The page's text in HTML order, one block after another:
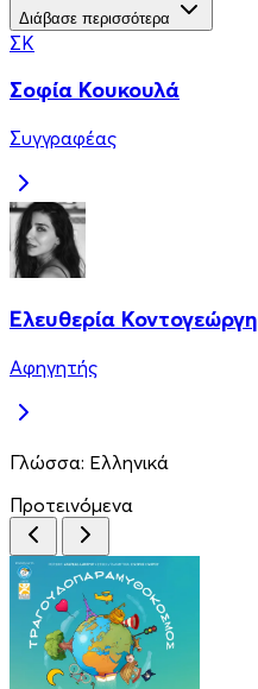
Διάβασε περισσότερα
ΣΚ
Σοφία Κουκουλά
Συγγραφέας
Ελευθερία Κοντογεώργη
Αφηγητής
Γλώσσα: Ελληνικά
Προτεινόμενα